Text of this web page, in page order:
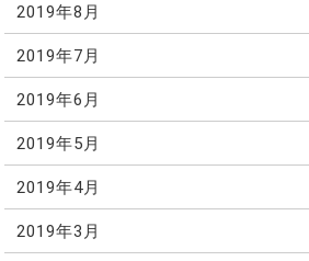
2019年8月
2019年7月
2019年6月
2019年5月
2019年4月
2019年3月